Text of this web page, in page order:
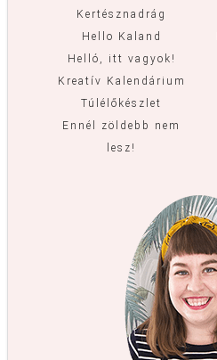
Kertésznadrág
Hello Kaland
Helló, itt vagyok!
Kreatív Kalendárium
Túlélőkészlet
Ennél zöldebb nem
lesz!